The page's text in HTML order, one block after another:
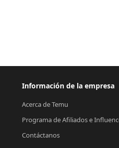
Información de la empresa
Acerca de Temu
Programa de Afiliados e
Contáctanos